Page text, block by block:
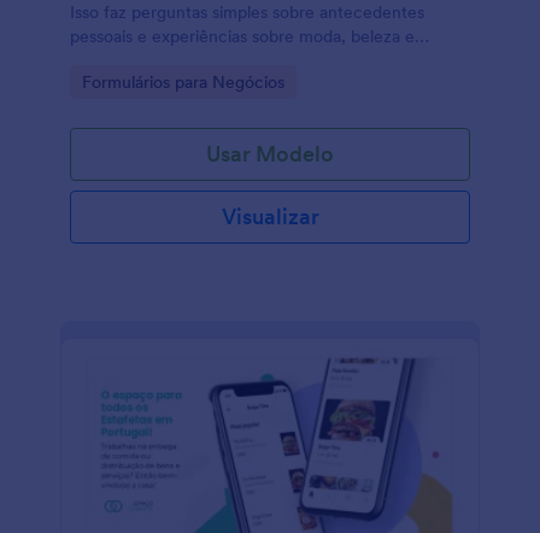
Isso faz perguntas simples sobre antecedentes
pessoais e experiências sobre moda, beleza e
Go to Category:
Formulários para Negócios
Usar Modelo
Visualizar